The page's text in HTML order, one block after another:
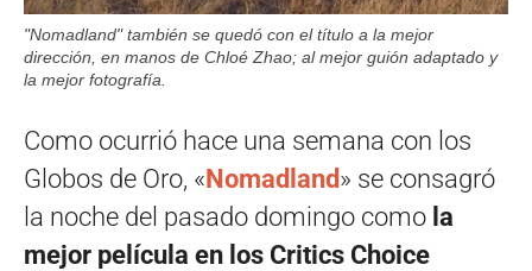
"Nomadland" también se quedó con el título a la mejor
dirección, en manos de Chloé Zhao; al mejor guión adaptado y
la mejor fotografía.
Como ocurrió hace una semana con los
Globos de Oro, «Nomadland » se consagró
la noche del pasado domingo como la
mejor película en los Critics Choice